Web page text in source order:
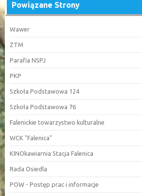
Powiązane Strony
Wawer
ZTM
Parafia NSPJ
PKP
Szkoła Podstawowa 124
Szkoła Podstawowa 76
Falenickie towarzystwo kulturalne
WCK "Falenica"
KINOkawiarnia Stacja Falenica
Rada Osiedla
POW - Postęp prac i informacje